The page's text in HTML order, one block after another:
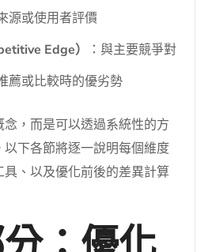
源或使用者評價
Edge）
：與主要競爭對
薦或比較時的優劣勢
，而是可以透過系統性的方
下各節將逐一說明每個維度
、以及優化前後的差異計算